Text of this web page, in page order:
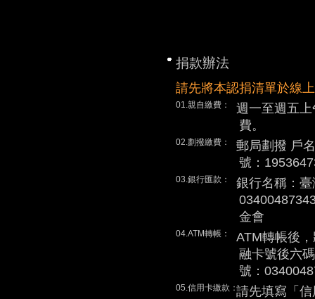
捐款辦法
請先將本認捐清單於線
01.親自繳費：
週一至週五
費。
02.劃撥繳費：
郵局劃撥 戶
號：
03.銀行匯款：
銀行名稱：
金會
04.ATM轉帳：
ATM轉帳後
融卡號後六
號：
05.信用卡繳款：請先填寫「